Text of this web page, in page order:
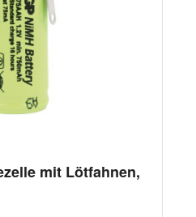
mit Lötfahnen,